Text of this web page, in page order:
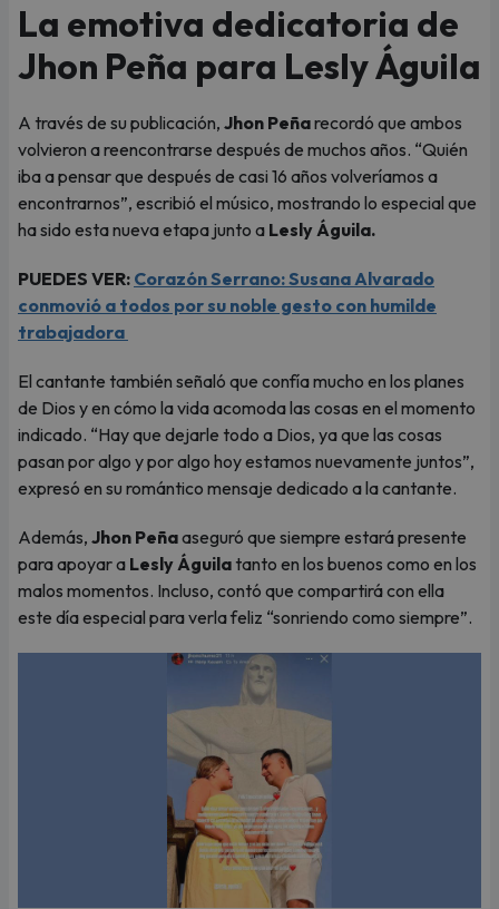
La emotiva dedicatoria de
Jhon Peña para Lesly Águila
A través de su publicación, Jhon Peñarecordó que ambos
volvieron a reencontrarse después de muchos años. “Quién
iba a pensar que después de casi 16 años volveríamos a
encontrarnos”, escribió el músico, mostrando lo especial que
ha sido esta nueva etapa junto a Lesly Águila.
PUEDES VER: Corazón Serrano: Susana Alvarado
conmovió a todos por su noble gesto con humilde
trabajadora
El cantante también señaló que confía mucho en los planes
de Dios y en cómo la vida acomoda las cosas en el momento
indicado. “Hay que dejarle todo a Dios, ya que las cosas
pasan por algo y por algo hoy estamos nuevamente juntos”,
expresó en su romántico mensaje dedicado a la cantante.
Además, Jhon Peñaaseguró que siempre estará presente
para apoyar a Lesly Águila tanto en los buenos como en los
malos momentos. Incluso, contó que compartirá con ella
este día especial para verla feliz “sonriendo como siempre”.